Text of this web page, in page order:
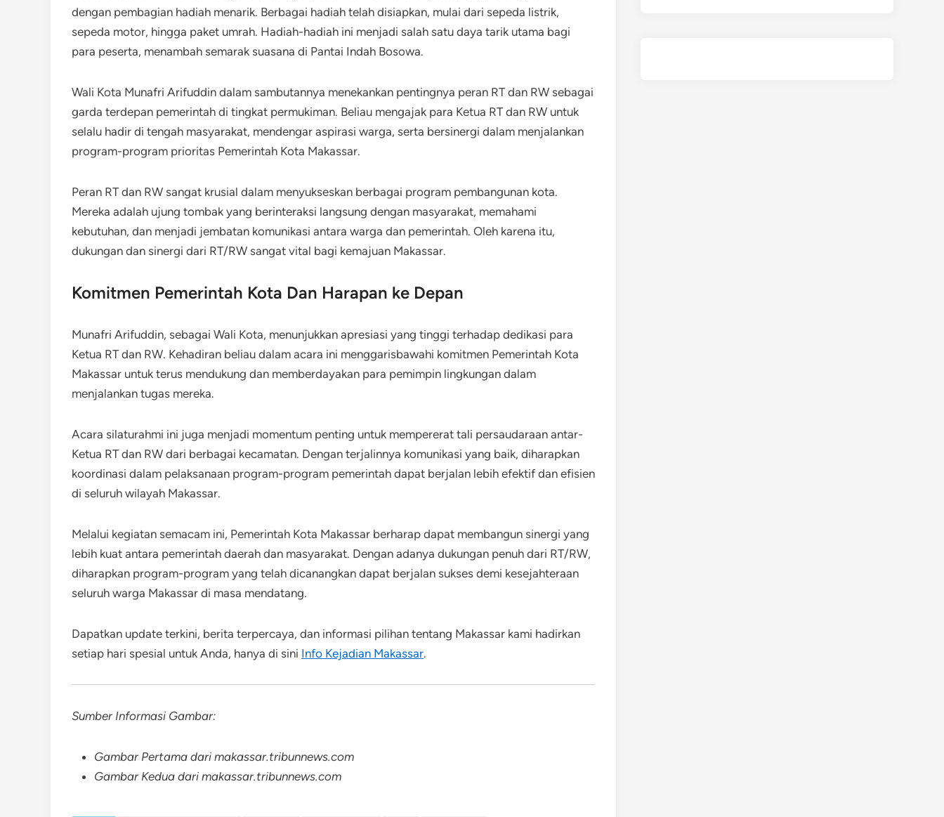
dengan pembagian hadiah menarik. Berbagai hadiah telah disiapkan, mulai dari sepeda listrik,
sepeda motor, hingga paket umrah. Hadiah-hadiah ini menjadi salah satu daya tarik utama bagi
para peserta, menambah semarak suasana di Pantai Indah Bosowa.
Wali Kota Munafri Arifuddin dalam sambutannya menekankan pentingnya peran RT dan RW sebagai
garda terdepan pemerintah di tingkat permukiman. ​Beliau mengajak para Ketua RT dan RW untuk
selalu hadir di tengah masyarakat, mendengar aspirasi warga, serta bersinergi dalam menjalankan
program-program prioritas Pemerintah Kota Makassar.​
Peran RT dan RW sangat krusial dalam menyukseskan berbagai program pembangunan kota.
Mereka adalah ujung tombak yang berinteraksi langsung dengan masyarakat, memahami
kebutuhan, dan menjadi jembatan komunikasi antara warga dan pemerintah. Oleh karena itu,
dukungan dan sinergi dari RT/RW sangat vital bagi kemajuan Makassar.
Komitmen Pemerintah Kota Dan Harapan ke Depan
Munafri Arifuddin, sebagai Wali Kota, menunjukkan apresiasi yang tinggi terhadap dedikasi para
Ketua RT dan RW. Kehadiran beliau dalam acara ini menggarisbawahi komitmen Pemerintah Kota
Makassar untuk terus mendukung dan memberdayakan para pemimpin lingkungan dalam
menjalankan tugas mereka.
Acara silaturahmi ini juga menjadi momentum penting untuk mempererat tali persaudaraan antar-
Ketua RT dan RW dari berbagai kecamatan. Dengan terjalinnya komunikasi yang baik, diharapkan
koordinasi dalam pelaksanaan program-program pemerintah dapat berjalan lebih efektif dan efisien
di seluruh wilayah Makassar.
Melalui kegiatan semacam ini, Pemerintah Kota Makassar berharap dapat membangun sinergi yang
lebih kuat antara pemerintah daerah dan masyarakat. Dengan adanya dukungan penuh dari RT/RW,
diharapkan program-program yang telah dicanangkan dapat berjalan sukses demi kesejahteraan
seluruh warga Makassar di masa mendatang.
Dapatkan update terkini, berita terpercaya, dan informasi pilihan tentang Makassar kami hadirkan
setiap hari spesial untuk Anda, hanya di sini Info Kejadian Makassar.
Sumber Informasi Gambar:
Gambar Pertama dari makassar.tribunnews.com
Gambar Kedua dari makassar.tribunnews.com